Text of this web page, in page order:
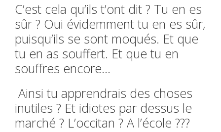
C’est cela qu’ils t’ont dit ? Tu en es
sûr ? Oui évidemment tu en es sûr,
puisqu’ils se sont moqués. Et que
tu en as souffert. Et que tu en
souffres encore…
Ainsi tu apprendrais des choses
inutiles ? Et idiotes par dessus le
marché ? L’occitan ? A l’école ???